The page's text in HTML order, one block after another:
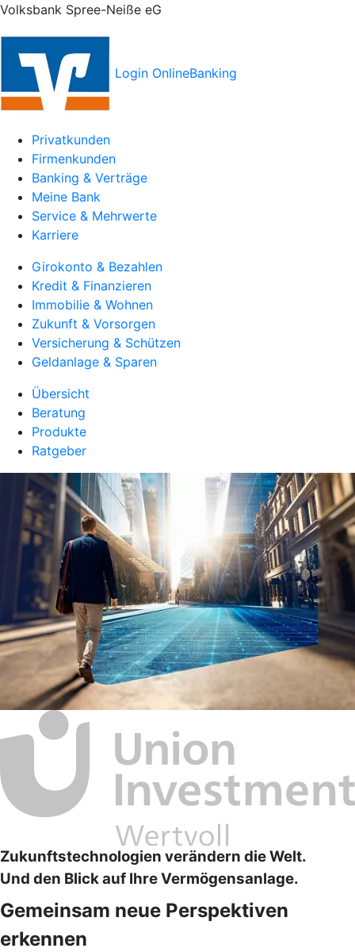
Volksbank Spree-Neiße eG
Login OnlineBanking
Privatkunden
Firmenkunden
Banking & Verträge
Meine Bank
Service & Mehrwerte
Karriere
Girokonto & Bezahlen
Kredit & Finanzieren
Immobilie & Wohnen
Zukunft & Vorsorgen
Versicherung & Schützen
Geldanlage & Sparen
Übersicht
Beratung
Produkte
Ratgeber
Zukunftstechnologien verändern die Welt.
Und den Blick auf Ihre Vermögensanlage.
Gemeinsam neue Perspektiven
erkennen